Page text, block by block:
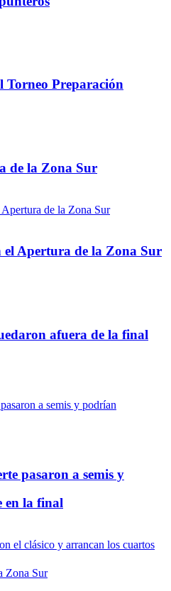
Torneo Preparación
de la Zona Sur
el Apertura de la Zona Sur
afuera de la final
pasaron a semis y
en la final